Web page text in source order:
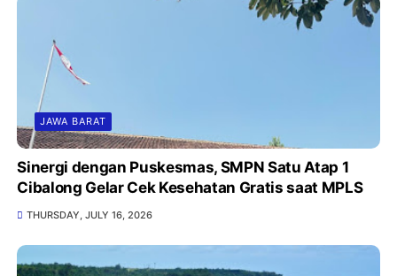
JAWA BARAT
Sinergi dengan Puskesmas, SMPN Satu Atap 1
Cibalong Gelar Cek Kesehatan Gratis saat MPLS
THURSDAY, JULY 16, 2026